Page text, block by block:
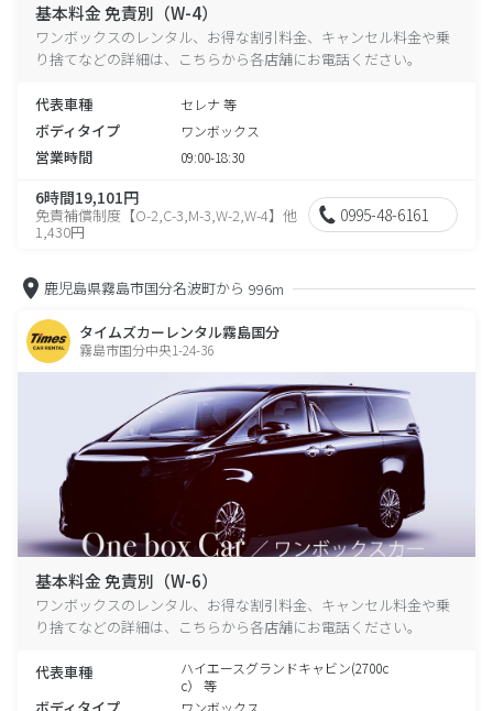
基本料金 免責別（W-4）
ワンボックスのレンタル、お得な割引料金、キャンセル料金や乗
り捨てなどの詳細は、こちらから各店舗にお電話ください。
代表車種 セレナ 等
ボディタイプ ワンボックス
営業時間 09:00-18:30
6時間19,101円
免責補償制度【O-2,C-3,M-3,W-2,W-4】他
1,430円
0995-48-6161
鹿児島県霧島市国分名波町から 996m
タイムズカーレンタル霧島国分
霧島市国分中央1-24-36
基本料金 免責別（W-6）
ワンボックスのレンタル、お得な割引料金、キャンセル料金や乗
り捨てなどの詳細は、こちらから各店舗にお電話ください。
代表車種
ハイエースグランドキャビン(2700c
c） 等
ワンボックス